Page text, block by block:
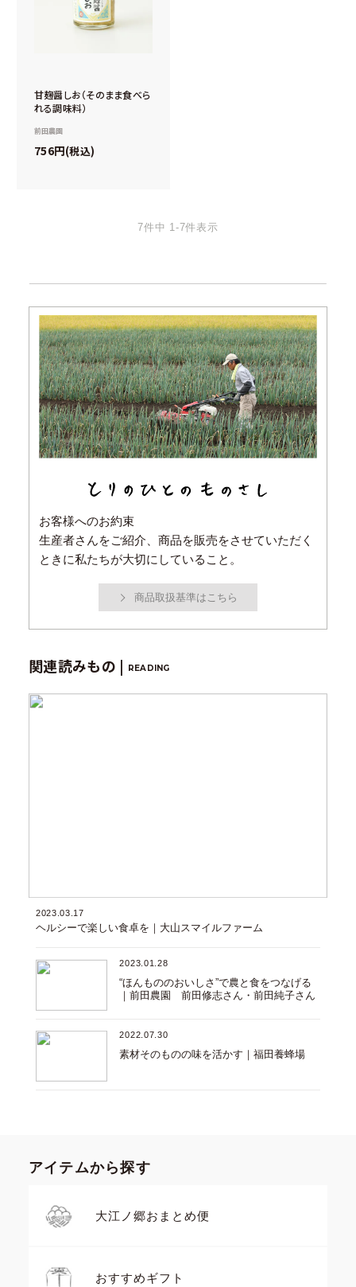
甘麹醤しお（そのまま食べら
れる調味料）
前田農園
756 税込
7件中 1 -7件表示
お客様へのお約束
生産者さんをご紹介、商品を販売をさせていただく
ときに私たちが大切にしていること。
商品取扱基準はこちら
関連読みもの | READING
2023.03.17
ヘルシーで楽しい食卓を｜大山スマイルファーム
2023.01.28
“ほんもののおいしさ”で農と食をつなげる
｜前田農園 前田修志さん・前田純子さん
2022.07.30
素材そのものの味を活かす｜福田養蜂場
アイテムから探す
大江ノ郷おまとめ便
おすすめギフト